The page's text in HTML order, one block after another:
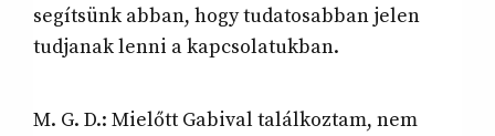
segítsünk abban, hogy tudatosabban jelen
tudjanak lenni a kapcsolatukban.
M. G. D.: Mielőtt Gabival találkoztam, nem